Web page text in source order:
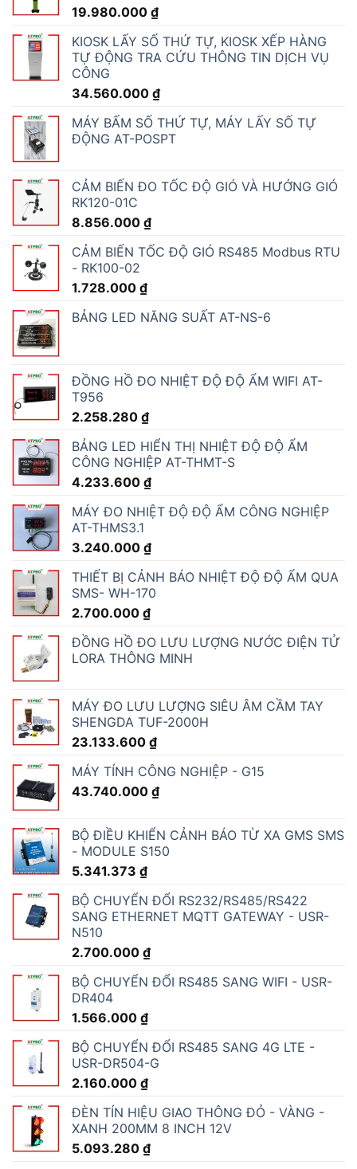
19.980.000 ₫
KIOSK LẤY SỐ THỨ TỰ, KIOSK XẾP HÀNG
TỰ ĐỘNG TRA CỨU THÔNG TIN DỊCH VỤ
CÔNG
34.560.000 ₫
MÁY BẤM SỐ THỨ TỰ, MÁY LẤY SỐ TỰ
ĐỘNG AT-POSPT
CẢM BIẾN ĐO TỐC ĐỘ GIÓ VÀ HƯỚNG GIÓ
RK120-01C
8.856.000 ₫
CẢM BIẾN TỐC ĐỘ GIÓ RS485 Modbus RTU
- RK100-02
1.728.000 ₫
BẢNG LED NĂNG SUẤT AT-NS-6
ĐỒNG HỒ ĐO NHIỆT ĐỘ ĐỘ ẨM WIFI AT-
T956
2.258.280 ₫
BẢNG LED HIỂN THỊ NHIỆT ĐỘ ĐỘ ẨM
CÔNG NGHIỆP AT-THMT-S
4.233.600 ₫
MÁY ĐO NHIỆT ĐỘ ĐỘ ẨM CÔNG NGHIỆP
AT-THMS3.1
3.240.000 ₫
THIẾT BỊ CẢNH BÁO NHIỆT ĐỘ ĐỘ ẨM QUA
SMS- WH-170
2.700.000 ₫
ĐỒNG HỒ ĐO LƯU LƯỢNG NƯỚC ĐIỆN TỬ
LORA THÔNG MINH
MÁY ĐO LƯU LƯỢNG SIÊU ÂM CẦM TAY
SHENGDA TUF-2000H
23.133.600 ₫
MÁY TÍNH CÔNG NGHIỆP - G15
43.740.000 ₫
BỘ ĐIỀU KHIỂN CẢNH BÁO TỪ XA GMS SMS
- MODULE S150
5.341.373 ₫
BỘ CHUYỂN ĐỔI RS232/RS485/RS422
SANG ETHERNET MQTT GATEWAY - USR-
N510
2.700.000 ₫
BỘ CHUYỂN ĐỔI RS485 SANG WIFI - USR-
DR404
1.566.000 ₫
BỘ CHUYỂN ĐỔI RS485 SANG 4G LTE -
USR-DR504-G
2.160.000 ₫
ĐÈN TÍN HIỆU GIAO THÔNG ĐỎ - VÀNG -
XANH 200MM 8 INCH 12V
5.093.280 ₫